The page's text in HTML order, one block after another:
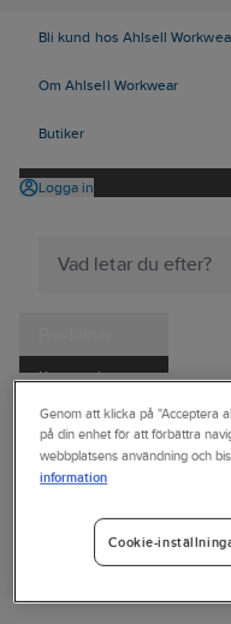
Bli kund hos Ahlsell
Om Ahlsell Workwear
Butiker
Logga in
Kampanjer
Tjänster
Kataloger
Ahlsell Produkter
Redskap & tillbehör
Genom att klicka på "Acceptera
på din enhet för att förbättra
webbplatsens användning och
information
Cookie-